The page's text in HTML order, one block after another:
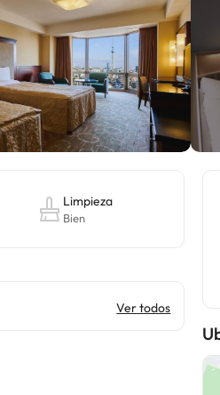
Limpieza
Bien
Ver todos